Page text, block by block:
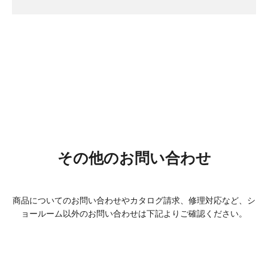
その他のお問い合わせ
商品についてのお問い合わせやカタログ請求、修理対応など、 シ
ョールーム以外のお問い合わせは下記よりご確認ください。